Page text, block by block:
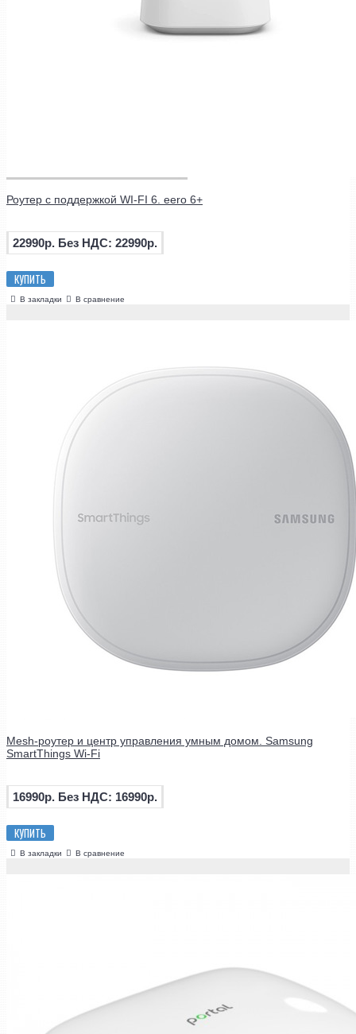
Роутер с поддержкой WI-FI 6. eero 6+
22990р. Без НДС: 22990р.
КУПИТЬ
В закладки В сравнение
Mesh-роутер и центр управления умным домом. Samsung
SmartThings Wi-Fi
16990р. Без НДС: 16990р.
КУПИТЬ
В закладки В сравнение